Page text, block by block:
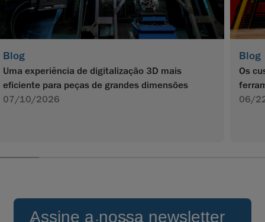
Blog
Uma experiência de digitalização 3D mais
eficiente para peças de grandes dimensões
07/10/2026
Blog
Os
06/